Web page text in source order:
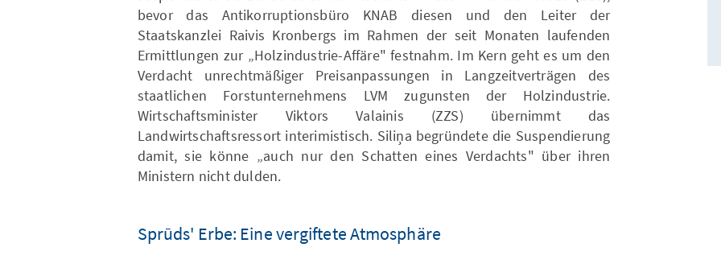
bevor das Antikorruptionsbüro KNAB diesen und den Leiter der
Staatskanzlei Raivis Kronbergs im Rahmen der seit Monaten laufenden
Ermittlungen zur „Holzindustrie-Affäre" festnahm. Im Kern geht es um den
Verdacht unrechtmäßiger Preisanpassungen in Langzeitverträgen des
staatlichen Forstunternehmens LVM zugunsten der Holzindustrie.
Wirtschaftsminister Viktors Valainis (ZZS) übernimmt das
Landwirtschaftsressort interimistisch. Siliņa begründete die Suspendierung
damit, sie könne „auch nur den Schatten eines Verdachts" über ihren
Ministern nicht dulden.
Sprūds' Erbe: Eine vergiftete Atmosphäre